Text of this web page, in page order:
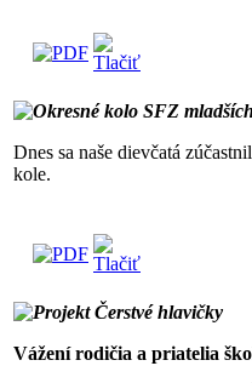
Okresné kolo SFZ
Dnes sa naše dievčatá
kole.
Projekt Čerstvé hlavičky
Vážení rodičia a priatelia